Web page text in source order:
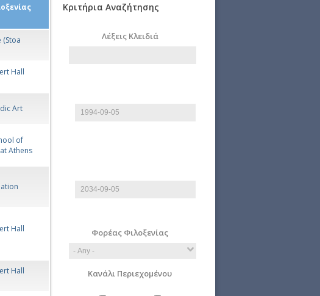
(Stoa
Hall
Art
of
Athens
Hall
Hall
Κριτήρια Αναζήτησης
Λέξεις Κλειδιά
Φορέας Φιλοξενίας
Κανάλι Περιεχομένου